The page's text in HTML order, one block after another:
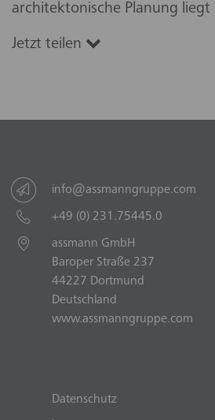
architektonische Planung liegt
Jetzt teilen
info@assmanngruppe.com
+49 (0) 231.75445.0
assmann GmbH
Baroper Straße 237
44227 Dortmund
Deutschland
www.assmanngruppe.com
Datenschutz